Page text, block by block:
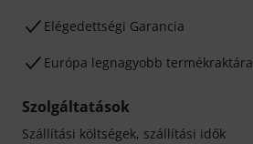
Elégedettségi Garancia
Európa legnagyobb termékraktára
Szolgáltatások
Szállítási költségek, szállítási idők